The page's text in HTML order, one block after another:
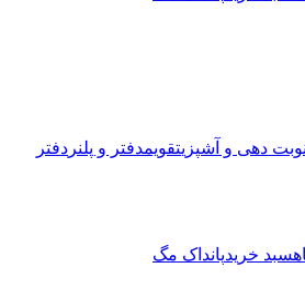
دهی و آشپزیتقویمدفتر و پلنر دفتر
سبد خریدپانداک مگ